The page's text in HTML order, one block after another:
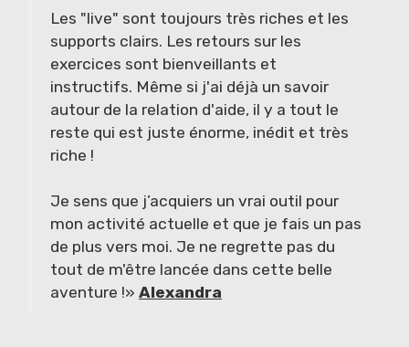
Les "live" sont toujours très riches et les
supports clairs. Les retours sur les
exercices sont bienveillants et
instructifs. Même si j'ai déjà un savoir
autour de la relation d'aide, il y a tout le
reste qui est juste énorme, inédit et très
riche !
Je sens que j’acquiers un vrai outil pour
mon activité actuelle et que je fais un pas
de plus vers moi. Je ne regrette pas du
tout de m'être lancée dans cette belle
aventure !» Alexandra